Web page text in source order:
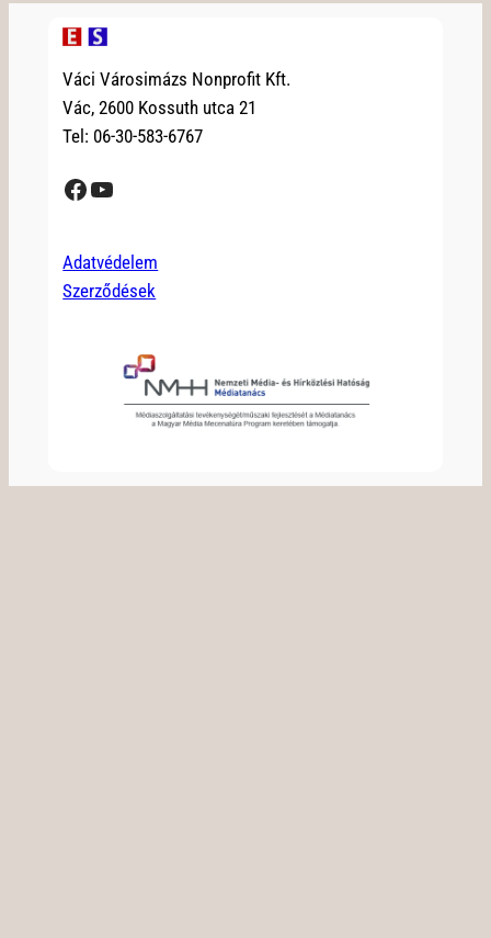
Váci Városimázs Nonprofit Kft.
Vác, 2600 Kossuth utca 21
Tel: 06-30-583-6767
Facebook YouTube
Adatvédelem
Szerződések